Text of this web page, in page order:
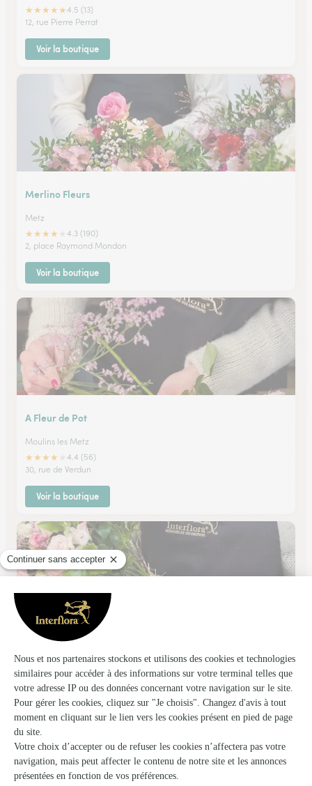
★★★★★4.5 (13)
12, rue Pierre Perrat
Voir la boutique
Merlino Fleurs
Metz
★★★★
4.3 (190)
2, place Raymond Mondon
Voir la boutique
A Fleur de Pot
Moulins les Metz
★★★★
4.4 (56)
30, rue de Verdun
Voir la boutique
Melodie Fleurs
Dieulouard
★
36, av. du Général de Gaulle
Voir la boutique